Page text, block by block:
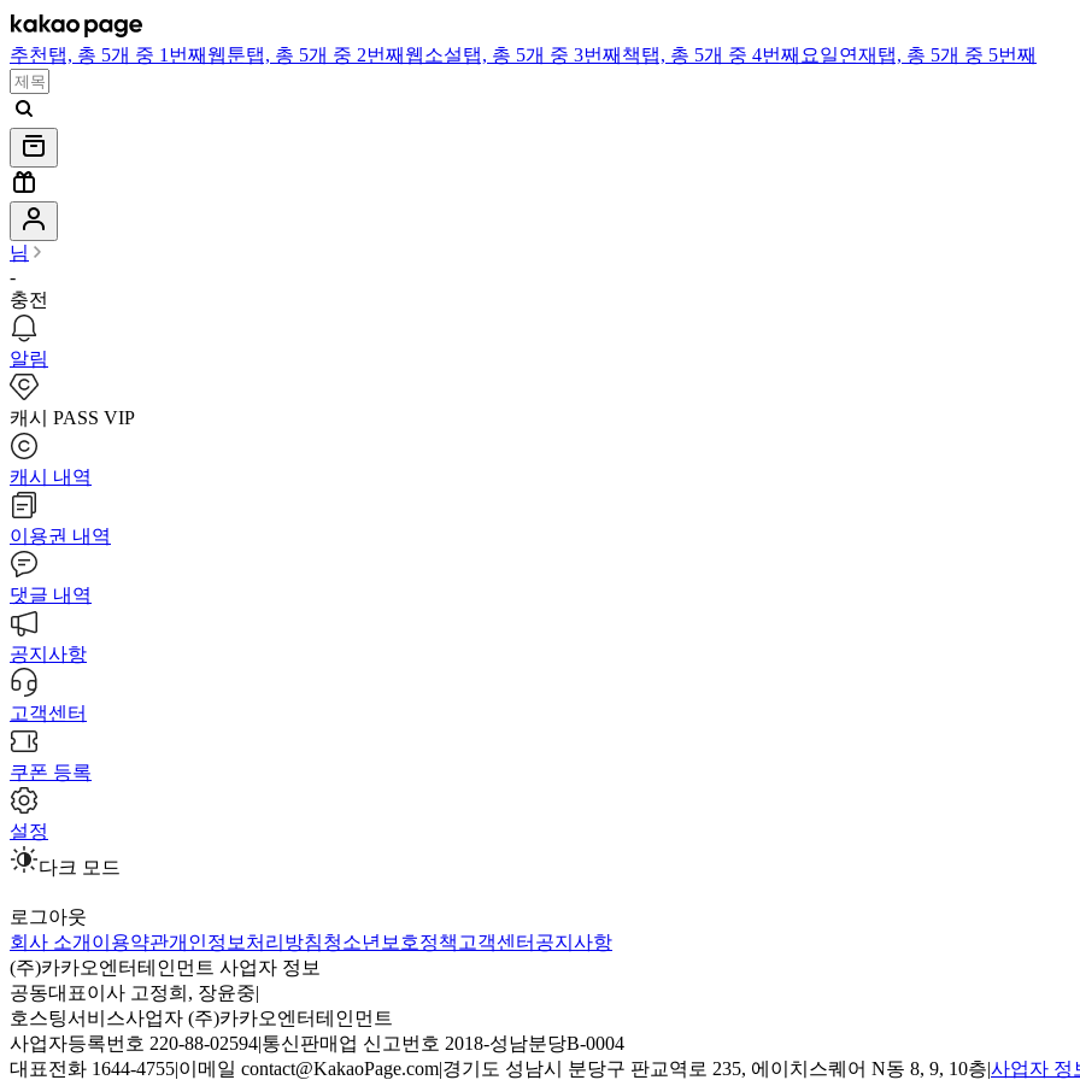
추천 탭, 총 5개 중 1번째 웹툰탭, 총 5개 중 2번째 웹소설탭, 총 5개 중 3번째 책탭, 총 5개 중 4번째 요일연재 탭, 총 5개 중 5번째
님
-
충전
알림
캐시 PASS VIP
캐시 내역
이용권 내역
댓글 내역
공지사항
고객센터
쿠폰 등록
설정
다크 모드
로그아웃
회사 소개 이용약관개인정보처리방침청소년보호정책 고객센터 공지사항
(주)카카오엔터테인먼트 사업자 정보
공동대표이사 고정희, 장윤중|
호스팅서비스사업자 (주)카카오엔터테인먼트
사업자등록번호 220-88-02594|통신판매업 신고번호 2018-성남분당B-0004
대표전화 1644-4755|이메일 contact@KakaoPage.com|경기도 성남시 분당구 판교역로 235, 에이치스퀘어 N동 8, 9, 10층|사업자 정